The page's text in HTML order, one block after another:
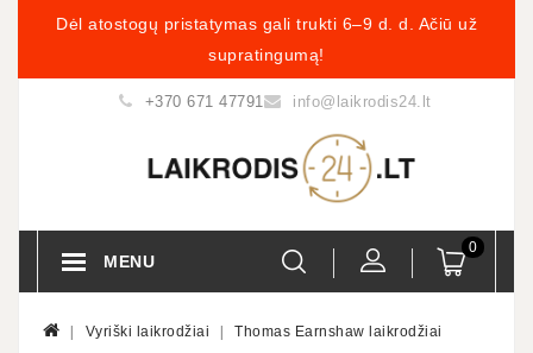
Dėl atostogų pristatymas gali trukti 6–9 d. d. Ačiū už
supratingumą!
+370 671 47791 info@laikrodis24.lt
0
MENU
Vyriški laikrodžiai
Thomas Earnshaw laikrodžiai